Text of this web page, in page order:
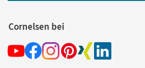
Cornelsen bei